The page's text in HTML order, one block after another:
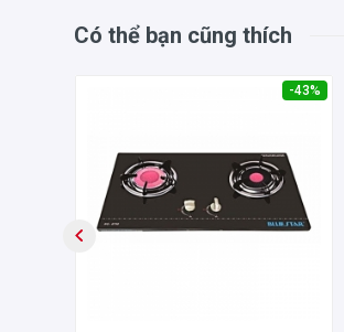
Có thể bạn cũng thích
-43%